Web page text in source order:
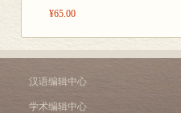
¥65.00
汉语编辑中心
学术编辑中心